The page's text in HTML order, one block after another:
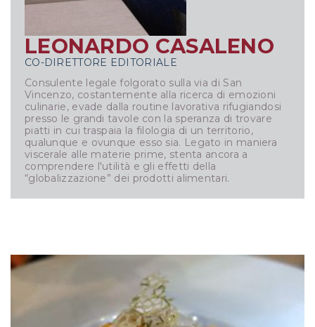
LEONARDO CASALENO
CO-DIRETTORE EDITORIALE
Consulente legale folgorato sulla via di San
Vincenzo, costantemente alla ricerca di emozioni
culinarie, evade dalla routine lavorativa rifugiandosi
presso le grandi tavole con la speranza di trovare
piatti in cui traspaia la filologia di un territorio,
qualunque e ovunque esso sia. Legato in maniera
viscerale alle materie prime, stenta ancora a
comprendere l'utilità e gli effetti della
“globalizzazione” dei prodotti alimentari.